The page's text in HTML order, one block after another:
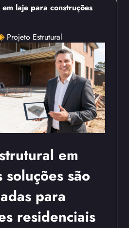
laje para construções
Projeto Estrutural
em
são
para
residenciais